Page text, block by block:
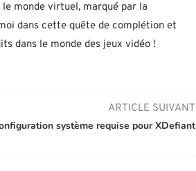
monde virtuel, marqué par la
dans cette quête de complétion et
dans le monde des jeux vidéo !
ARTICLE SUIVANT
système requise pour XDefiant